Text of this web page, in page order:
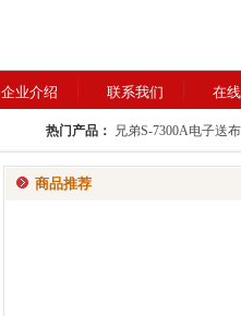
企业介绍 联系我们 在
热门产品：
兄弟S-7300A电子送
型自动剪线平缝机
兄弟S-1000A
商品推荐